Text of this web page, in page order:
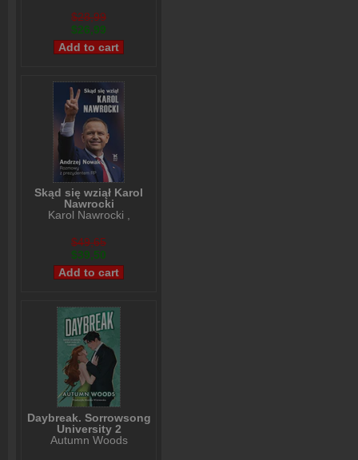
$28,99
$26,99
Skąd się wziął Karol
Nawrocki
Karol Nawrocki
$49,65
$39,50
Daybreak. Sorrowsong
University 2
Autumn Woods